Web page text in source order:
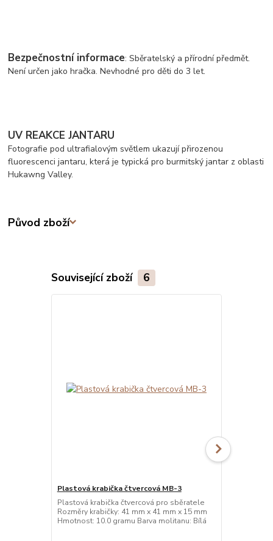
Bezpečnostní informace: Sběratelský a přírodní předmět.
Není určen jako hračka. Nevhodné pro děti do 3 let.
UV REAKCE JANTARU
Fotografie pod ultrafialovým světlem ukazují přirozenou
fluorescenci jantaru, která je typická pro burmitský jantar z oblasti
Hukawng Valley.
Původ zboží
Související zboží 6
Plastová krabička čtvercová MB-3
Plastová krabička čtvercová pro sběratele
Rozměry krabičky: 41 mm x 41 mm x 15 mm
Hmotnost: 10.0 gramu Barva molitanu: Bílá